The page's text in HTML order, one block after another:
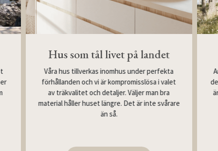
Hus som tål livet på landet
Våra hus tillverkas inomhus under perfekta
förhållanden och vi är kompromisslösa i valet
av träkvalitet och detaljer. Väljer man bra
material håller huset längre. Det är inte svårare
än så.